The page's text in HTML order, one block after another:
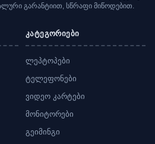
გარანტიით, სწრაფი მიწოდებით.
კატეგორიები
ლეპტოპები
ტელეფონები
ვიდეო კარტები
მონიტორები
გეიმინგი